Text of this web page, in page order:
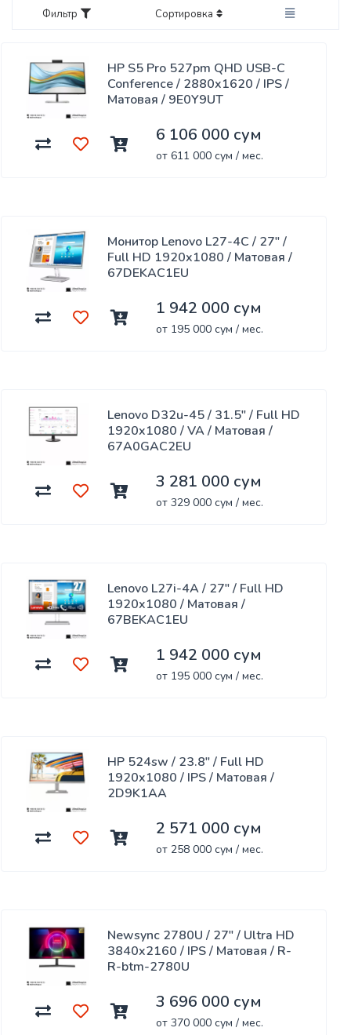
Фильтр Сортировка
HP S5 Pro 527pm QHD USB-C
Conference / 2880x1620 / IPS /
Матовая / 9E0Y9UT
6 106 000 сум
от 611 000 сум / мес.
Монитор Lenovo L27-4C / 27" /
Full HD 1920x1080 / Матовая /
67DEKAC1EU
1 942 000 сум
от 195 000 сум / мес.
Lenovo D32u-45 / 31.5" / Full HD
1920x1080 / VA / Матовая /
67A0GAC2EU
3 281 000 сум
от 329 000 сум / мес.
Lenovo L27i-4A / 27" / Full HD
1920x1080 / Матовая /
67BEKAC1EU
1 942 000 сум
от 195 000 сум / мес.
HP 524sw / 23.8" / Full HD
1920x1080 / IPS / Матовая /
2D9K1AA
2 571 000 сум
от 258 000 сум / мес.
Newsync 2780U / 27" / Ultra HD
3840x2160 / IPS / Матовая / R-
R-btm-2780U
3 696 000 сум
от 370 000 сум / мес.